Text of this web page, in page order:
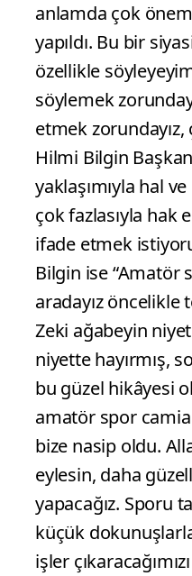
anlamda çok
yapıldı. Bu bir
özellikle
söylemek
etmek
Hilmi Bilgin
yaklaşımıyla hal
çok fazlasıyla hak
ifade etmek
Bilgin ise “Amatör
aradayız
Zeki ağabeyin
niyette hayırmış,
bu güzel hikâyesi
amatör spor
bize nasip oldu.
eylesin, daha
yapacağız. Sporu
küçük
işler